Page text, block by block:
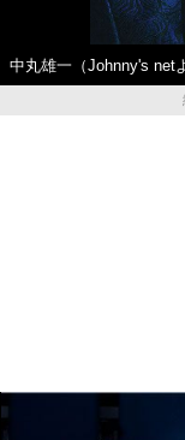
中丸雄一（Johnny's net